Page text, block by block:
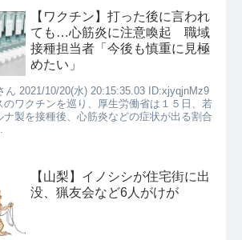
【ワクチン】打った後に言われ
ても…心筋炎に注意喚起 職域
接種担当者「今後も慎重に見極
めたい」
ん 2021/10/20(水) 20:15:35.03 ID:xjyqjnMz9
のワクチンを巡り、厚生労働省は１５日、若
ナ製を接種後、心筋炎などの症状が出る割合
【山梨】イノシシが住宅街に出
没、猟友会など6人がけが